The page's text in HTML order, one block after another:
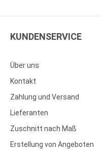
KUNDENSERVICE
Über uns
Kontakt
Zahlung und Versand
Lieferanten
Zuschnitt nach Maß
Erstellung von Angeboten